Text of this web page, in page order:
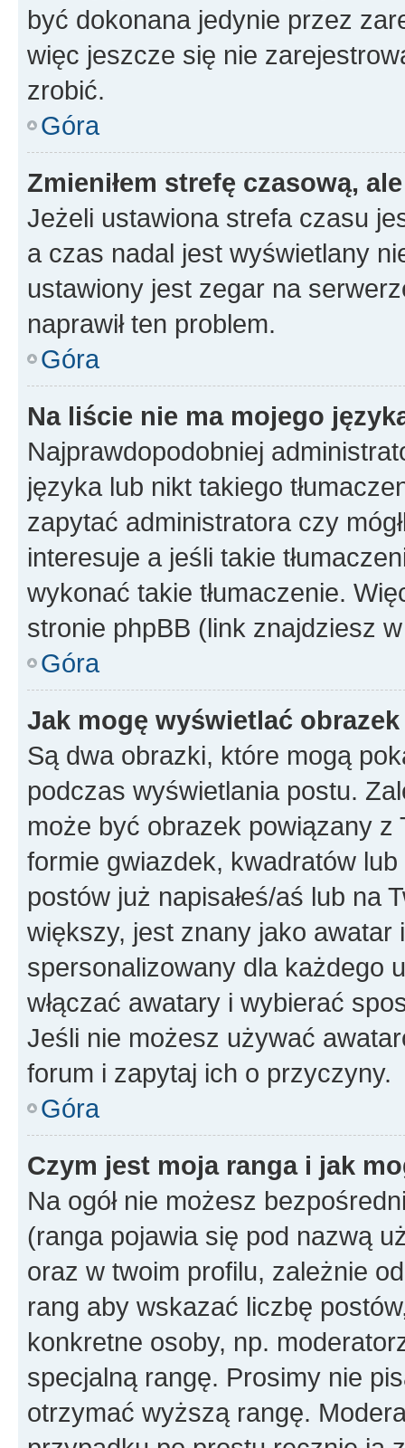
być dokonana jedynie przez
więc jeszcze się nie
zrobić.
Góra
Zmieniłem strefę czasową,
Jeżeli ustawiona strefa czasu
a czas nadal jest wyświetlany
ustawiony jest zegar na
naprawił ten problem.
Góra
Na liście nie ma mojego
Najprawdopodobniej
języka lub nikt takiego
zapytać administratora czy
interesuje a jeśli takie
wykonać takie tłumaczenie.
stronie phpBB (link znajdziesz
Góra
Jak mogę wyświetlać
Są dwa obrazki, które mogą
podczas wyświetlania postu.
może być obrazek powiązany z
formie gwiazdek, kwadratów
postów już napisałeś/aś lub na
większy, jest znany jako
spersonalizowany dla każdego
włączać awatary i wybierać
Jeśli nie możesz używać
forum i zapytaj ich o przyczyny.
Góra
Czym jest moja ranga i jak
Na ogół nie możesz
(ranga pojawia się pod nazwą
oraz w twoim profilu, zależnie
rang aby wskazać liczbę
konkretne osoby, np.
specjalną rangę. Prosimy nie
otrzymać wyższą rangę.